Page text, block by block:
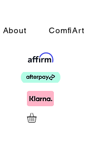
About ComfiArt